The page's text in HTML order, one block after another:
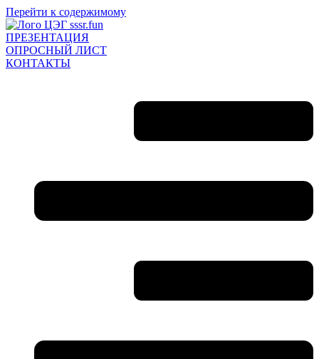
Перейти к содержимому
ПРЕЗЕНТАЦИЯ
ОПРОСНЫЙ ЛИСТ
КОНТАКТЫ